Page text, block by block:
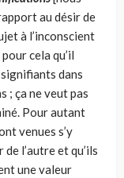
au désir de
à l’in­conscient
pour cela qu’il
dans
; ça ne veut pas
Pour autant
venues s’y
l’autre et qu’ils
une valeur